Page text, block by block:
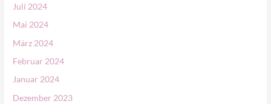
Juli 2024
Mai 2024
März 2024
Februar 2024
Januar 2024
Dezember 2023